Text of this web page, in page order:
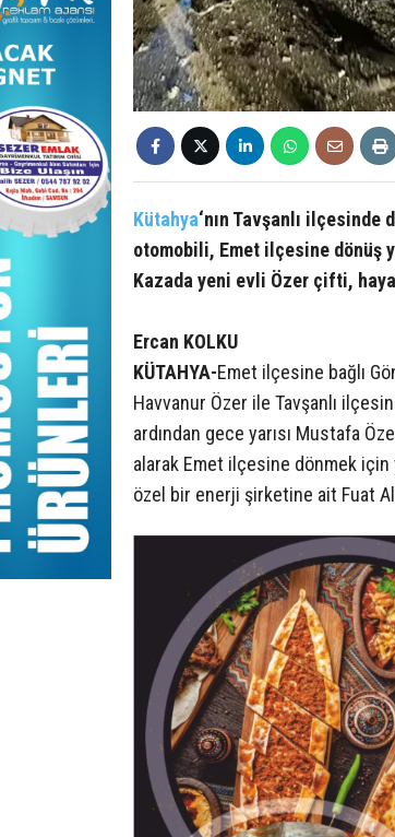
Kütahya‘nın Tavşanlı
otomobili, Emet ilçesine dönüş
Kazada yeni evli Özer çifti,
Ercan KOLKU
KÜTAHYA-Emet ilçesine bağlı
Havvanur Özer ile Tavşanlı
ardından gece yarısı Mustafa
alarak Emet ilçesine dönmek için
özel bir enerji şirketine ait Fuat